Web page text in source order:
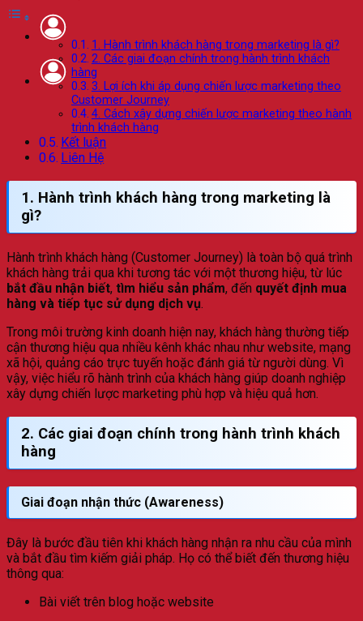
1. Hành trình khách hàng trong marketing là gì?
2. Các giai đoạn chính trong hành trình khách
hàng
3. Lợi ích khi áp dụng chiến lược marketing theo
Customer Journey
4. Cách xây dựng chiến lược marketing theo hành
trình khách hàng
Kết luận
Liên Hệ
1. Hành trình khách hàng trong marketing là
gì?
Hành trình khách hàng (Customer Journey) là toàn bộ quá trình
khách hàng trải qua khi tương tác với một thương hiệu, từ lúc
bắt đầu nhận biết, tìm hiểu sản phẩm, đến quyết định mua
hàng và tiếp tục sử dụng dịch vụ.
Trong môi trường kinh doanh hiện nay, khách hàng thường tiếp
cận thương hiệu qua nhiều kênh khác nhau như website, mạng
xã hội, quảng cáo trực tuyến hoặc đánh giá từ người dùng. Vì
vậy, việc hiểu rõ hành trình của khách hàng giúp doanh nghiệp
xây dựng chiến lược marketing phù hợp và hiệu quả hơn.
2. Các giai đoạn chính trong hành trình khách
hàng
Giai đoạn nhận thức (Awareness)
Đây là bước đầu tiên khi khách hàng nhận ra nhu cầu của mình
và bắt đầu tìm kiếm giải pháp. Họ có thể biết đến thương hiệu
thông qua:
Bài viết trên blog hoặc website